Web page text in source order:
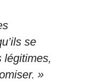
se
légitimes,
»